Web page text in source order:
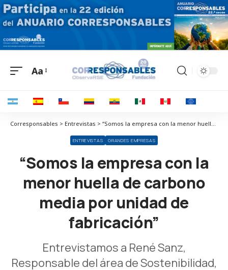
Aa
Corresponsables > Entrevistas > “Somos la empresa con la menor huella de carbono media por unidad de fabricación”
ENTREVISTAS GRANDES EMPRESAS
“Somos la empresa con la
menor huella de carbono
media por unidad de
fabricación”
Entrevistamos a René Sanz,
Responsable del área de Sostenibilidad,